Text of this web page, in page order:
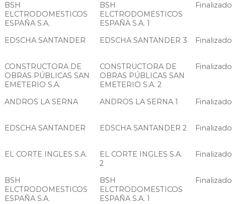
BSH
ELCTRODOMESTICOS
ESPAÑA S.A.
BSH
ELCTRODOMESTICOS
ESPAÑA S.A. 1
Finalizado
EDSCHA SANTANDER EDSCHA SANTANDER 3 Finalizado
CONSTRUCTORA DE
OBRAS PÚBLICAS SAN
EMETERIO S.A.
CONSTRUCTORA DE
OBRAS PÚBLICAS SAN
EMETERIO S.A. 2
Finalizado
ANDROS LA SERNA ANDROS LA SERNA 1 Finalizado
EDSCHA SANTANDER EDSCHA SANTANDER 2 Finalizado
EL CORTE INGLES S.A.
EL CORTE INGLES S.A.
2
Finalizado
BSH
ELCTRODOMESTICOS
ESPAÑA S.A.
BSH
ELCTRODOMESTICOS
ESPAÑA S.A. 1
Finalizado